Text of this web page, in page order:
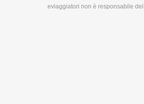
eviaggiatori non è responsabile